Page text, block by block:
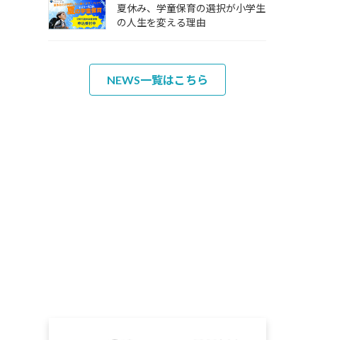
夏休み、学童保育の選択が小学生
の人生を変える理由
NEWS一覧はこちら